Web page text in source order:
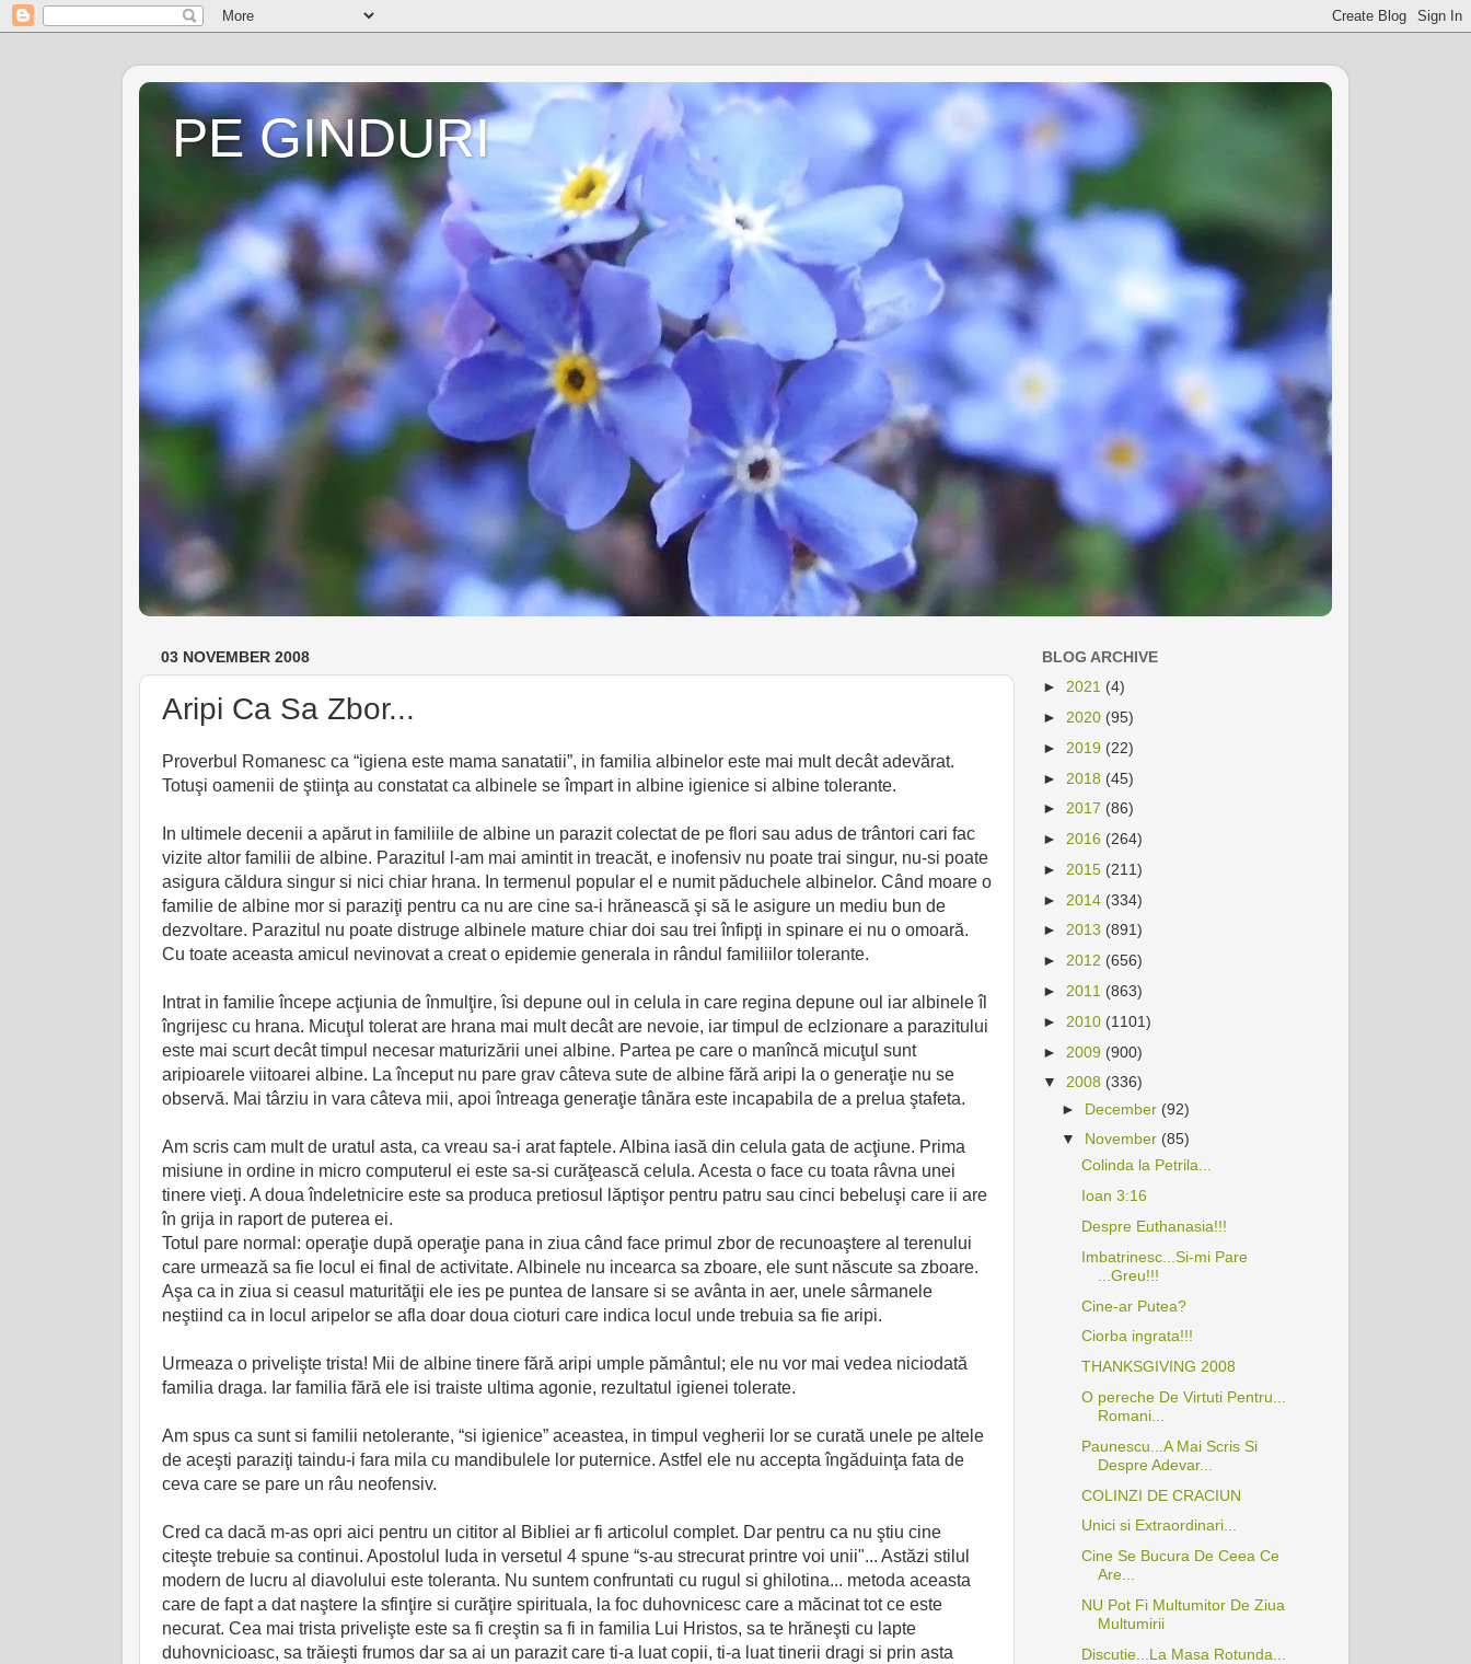
PE GINDURI
03 NOVEMBER 2008
Aripi Ca Sa Zbor...
Proverbul Romanesc ca “igiena este mama sanatatii”, in familia albinelor este mai mult decât adevărat.
Totuşi oamenii de ştiinţa au constatat ca albinele se împart in albine igienice si albine tolerante.
In ultimele decenii a apărut in familiile de albine un parazit colectat de pe flori sau adus de trântori cari fac
vizite altor familii de albine. Parazitul l-am mai amintit in treacăt, e inofensiv nu poate trai singur, nu-si poate
asigura căldura singur si nici chiar hrana. In termenul popular el e numit păduchele albinelor. Când moare o
familie de albine mor si paraziţi pentru ca nu are cine sa-i hrănească şi să le asigure un mediu bun de
dezvoltare. Parazitul nu poate distruge albinele mature chiar doi sau trei înfipţi in spinare ei nu o omoară.
Cu toate aceasta amicul nevinovat a creat o epidemie generala in rândul familiilor tolerante.
Intrat in familie începe acţiunia de înmulţire, îsi depune oul in celula in care regina depune oul iar albinele îl
îngrijesc cu hrana. Micuţul tolerat are hrana mai mult decât are nevoie, iar timpul de eclzionare a parazitului
este mai scurt decât timpul necesar maturizării unei albine. Partea pe care o manîncă micuţul sunt
aripioarele viitoarei albine. La început nu pare grav câteva sute de albine fără aripi la o generaţie nu se
observă. Mai târziu in vara câteva mii, apoi întreaga generaţie tânăra este incapabila de a prelua ştafeta.
Am scris cam mult de uratul asta, ca vreau sa-i arat faptele. Albina iasă din celula gata de acţiune. Prima
misiune in ordine in micro computerul ei este sa-si curăţească celula. Acesta o face cu toata râvna unei
tinere vieţi. A doua îndeletnicire este sa produca pretiosul lăptişor pentru patru sau cinci bebeluşi care ii are
în grija in raport de puterea ei.
Totul pare normal: operaţie după operaţie pana in ziua când face primul zbor de recunoaştere al terenului
care urmează sa fie locul ei final de activitate. Albinele nu incearca sa zboare, ele sunt născute sa zboare.
Aşa ca in ziua si ceasul maturităţii ele ies pe puntea de lansare si se avânta in aer, unele sârmanele
neştiind ca in locul aripelor se afla doar doua cioturi care indica locul unde trebuia sa fie aripi.
Urmeaza o privelişte trista! Mii de albine tinere fără aripi umple pământul; ele nu vor mai vedea niciodată
familia draga. Iar familia fără ele isi traiste ultima agonie, rezultatul igienei tolerate.
Am spus ca sunt si familii netolerante, “si igienice” aceastea, in timpul vegherii lor se curată unele pe altele
de aceşti paraziţi taindu-i fara mila cu mandibulele lor puternice. Astfel ele nu accepta îngăduinţa fata de
ceva care se pare un râu neofensiv.
Cred ca dacă m-as opri aici pentru un cititor al Bibliei ar fi articolul complet. Dar pentru ca nu ştiu cine
citeşte trebuie sa continui. Apostolul Iuda in versetul 4 spune “s-au strecurat printre voi unii"... Astăzi stilul
modern de lucru al diavolului este toleranta. Nu suntem confruntati cu rugul si ghilotina... metoda aceasta
care de fapt a dat naştere la sfinţire si curăţire spirituala, la foc duhovnicesc care a măcinat tot ce este
necurat. Cea mai trista privelişte este sa fi creştin sa fi in familia Lui Hristos, sa te hrăneşti cu lapte
duhovnicioasc, sa trăieşti frumos dar sa ai un parazit care ti-a luat copii, ti-a luat tinerii dragi si prin asta
BLOG ARCHIVE
► 2021 (4)
► 2020 (95)
► 2019 (22)
► 2018 (45)
► 2017 (86)
► 2016 (264)
► 2015 (211)
► 2014 (334)
► 2013 (891)
► 2012 (656)
► 2011 (863)
► 2010 (1101)
► 2009 (900)
▼ 2008 (336)
► December (92)
▼ November (85)
Colinda la Petrila...
Ioan 3:16
Despre Euthanasia!!!
Imbatrinesc...Si-mi Pare
...Greu!!!
Cine-ar Putea?
Ciorba ingrata!!!
THANKSGIVING 2008
O pereche De Virtuti Pentru...
Romani...
Paunescu...A Mai Scris Si
Despre Adevar...
COLINZI DE CRACIUN
Unici si Extraordinari...
Cine Se Bucura De Ceea Ce
Are...
NU Pot Fi Multumitor De Ziua
Multumirii
Discutie...La Masa Rotunda...